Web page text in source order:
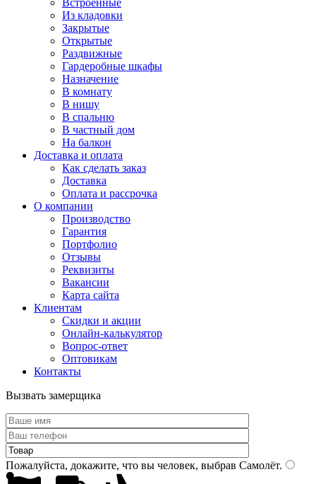
Встроенные
Из кладовки
Закрытые
Открытые
Раздвижные
Гардеробные шкафы
Назначение
В комнату
В нишу
В спальню
В частный дом
На балкон
Доставка и оплата
Как сделать заказ
Доставка
Оплата и рассрочка
О компании
Производство
Гарантия
Портфолио
Отзывы
Реквизиты
Вакансии
Карта сайта
Клиентам
Скидки и акции
Онлайн-калькулятор
Вопрос-ответ
Оптовикам
Контакты
Вызвать замерщика
Пожалуйста, докажите, что вы человек, выбрав Самолёт.